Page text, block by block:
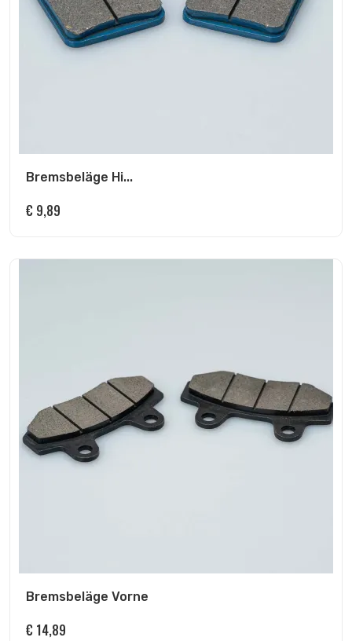
Bremsbeläge Hi...
€ 9,89
Bremsbeläge Vorne
€ 14,89